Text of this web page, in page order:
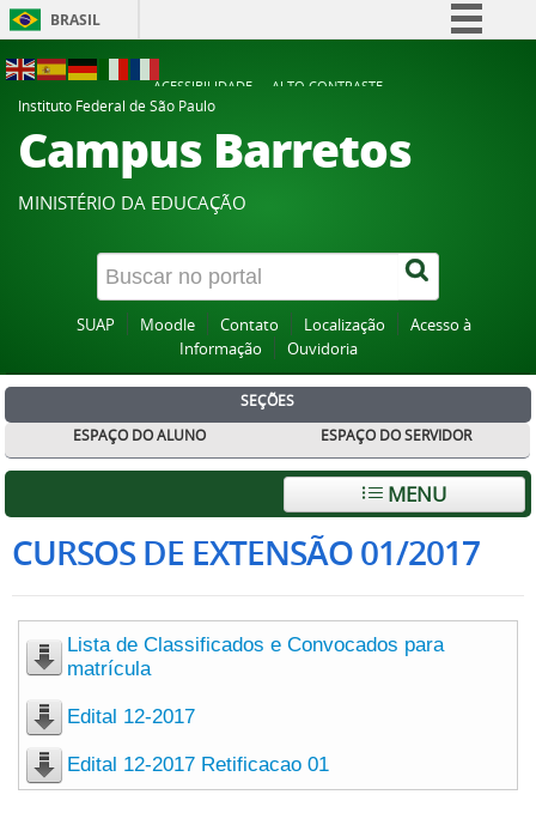
BRASIL
Participe
Acesso à informação
Canais
ACESSIBILIDADE
ALTO CONTRASTE
Instituto Federal de São Paulo
Campus Barretos
MINISTÉRIO DA EDUCAÇÃO
SUAP Moodle Contato Localização
Acesso à
Informação
Ouvidoria
SEÇÕES
ESPAÇO DO ALUNO
ESPAÇO DO SERVIDOR
MENU
CURSOS DE EXTENSÃO 01/2017
Lista de Classificados e Convocados para
matrícula
Edital 12-2017
Edital 12-2017 Retificacao 01